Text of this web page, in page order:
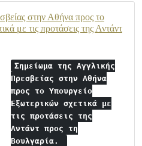
στην Αθήνα προς το
με τις προτάσεις της Αντάντ
Σημείωμα της Αγγλικής
Πρεσβείας στην Αθήνα
προς το Υπουργείο
Εξωτερικών σχετικά με
τις προτάσεις της
Αντάντ προς τη
Βουλγαρία.